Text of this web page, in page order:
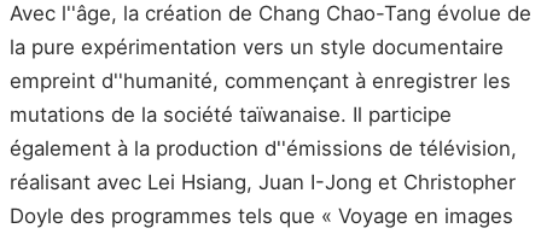
Avec l''âge, la création de Chang Chao-Tang évolue de
la pure expérimentation vers un style documentaire
empreint d''humanité, commençant à enregistrer les
mutations de la société taïwanaise. Il participe
également à la production d''émissions de télévision,
réalisant avec Lei Hsiang, Juan I-Jong et Christopher
Doyle des programmes tels que « Voyage en images